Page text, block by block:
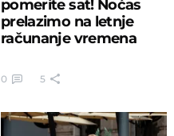
pomerite sat! Noćas
prelazimo na letnje
računanje vremena
0 5